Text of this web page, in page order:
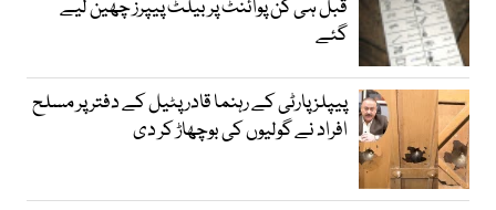
قبل ہی گن پوائنٹ پر بیلٹ پیپرز چھین لیے
گئے
پیپلز پارٹی کے رہنما قادر پٹیل کے دفتر پر مسلح
افراد نے گولیوں کی بوچھاڑ کر دی